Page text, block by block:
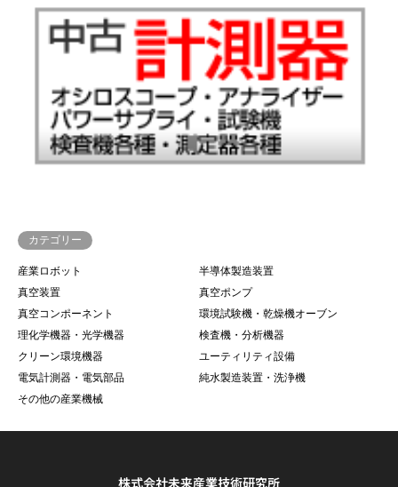
カテゴリー
産業ロボット
半導体製造装置
真空装置
真空ポンプ
真空コンポーネント
環境試験機・乾燥機オーブン
理化学機器・光学機器
検査機・分析機器
クリーン環境機器
ユーティリティ設備
電気計測器・電気部品
純水製造装置・洗浄機
その他の産業機械
株式会社未来産業技術研究所